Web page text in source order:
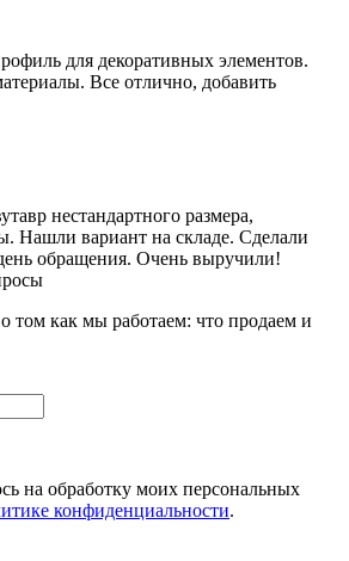
для декоративных элементов.
Все отлично, добавить
нестандартного размера,
Нашли вариант на складе. Сделали
обращения. Очень выручили!
том как мы работаем: что продаем и
на обработку моих персональных
конфиденциальности.